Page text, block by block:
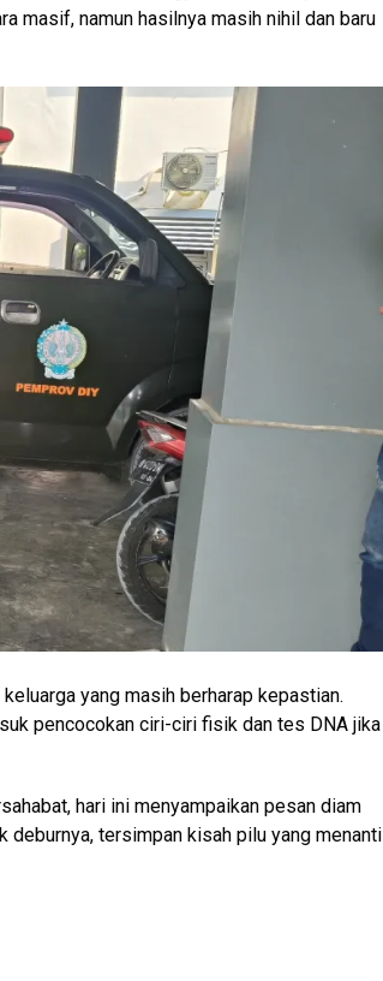
masif, namun hasilnya masih nihil dan baru
yang masih berharap kepastian.
pencocokan ciri-ciri fisik dan tes DNA jika
hari ini menyampaikan pesan diam
deburnya, tersimpan kisah pilu yang menanti